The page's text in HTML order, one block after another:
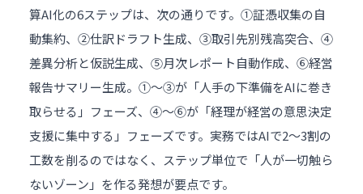
算AI化の6ステップは、次の通りです。①証憑収集の自
動集約、②仕訳ドラフト生成、③取引先別残高突合、④
差異分析と仮説生成、⑤月次レポート自動作成、⑥経営
報告サマリー生成。①〜③が「人手の下準備をAIに巻き
取らせる」フェーズ、④〜⑥が「経理が経営の意思決定
支援に集中する」フェーズです。実務ではAIで2〜3割の
工数を削るのではなく、ステップ単位で「人が一切触ら
ないゾーン」を作る発想が要点です。